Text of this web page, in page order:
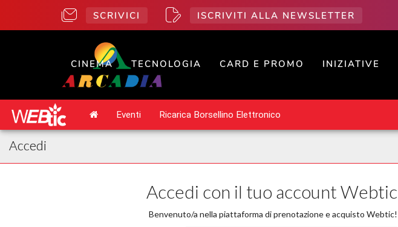
SCRIVICI ISCRIVITI ALLA NEWSLETTER
CINEMA TECNOLOGIA CARD E PROMO INIZIATIVE